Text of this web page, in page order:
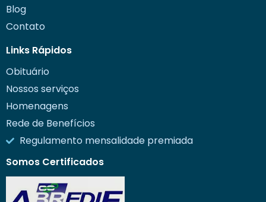
Blog
Contato
Links Rápidos
Obituário
Nossos serviços
Homenagens
Rede de Benefícios
Regulamento mensalidade premiada
Somos Certificados